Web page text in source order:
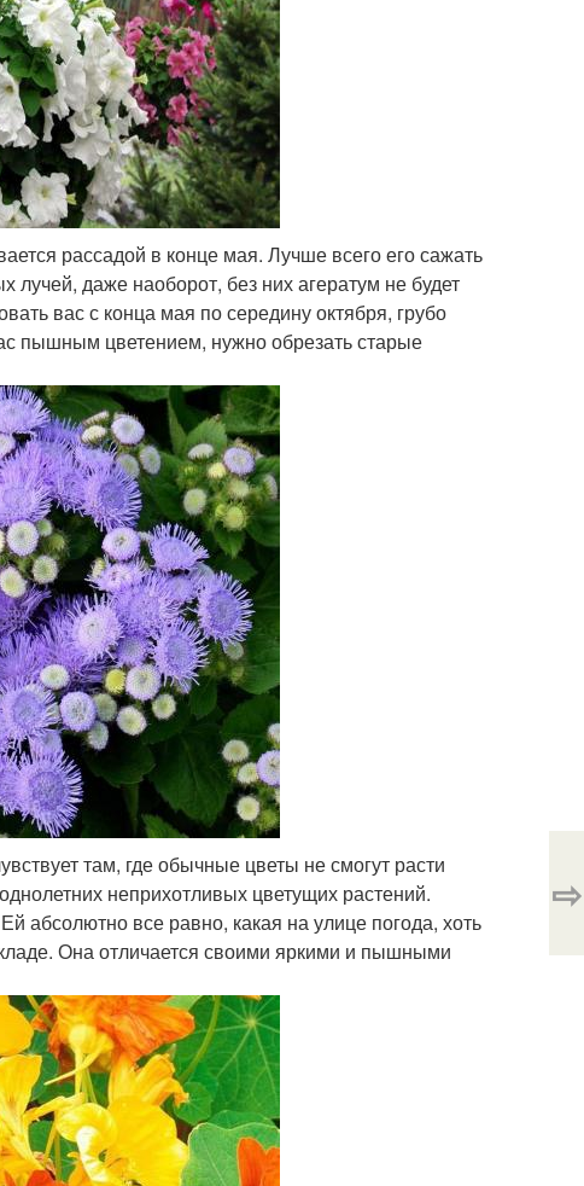
рассадой в конце мая. Лучше всего его сажать
даже наоборот, без них агератум не будет
вас с конца мая по середину октября, грубо
пышным цветением, нужно обрезать старые
там, где обычные цветы не смогут расти
неприхотливых цветущих растений.
абсолютно все равно, какая на улице погода, хоть
Она отличается своими яркими и пышными
⇨